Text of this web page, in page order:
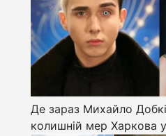
Де зараз Михайло
колишній мер Харкова